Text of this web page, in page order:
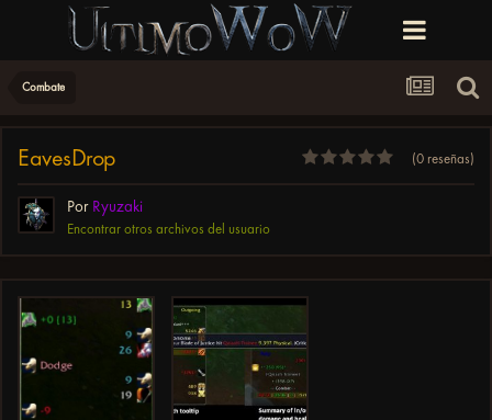
Combate
EavesDrop (0 reseñas)
Por Ryuzaki
Encontrar otros archivos del usuario